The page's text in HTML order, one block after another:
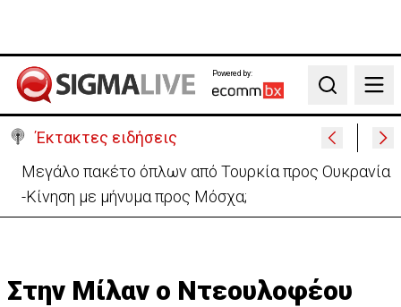
Powered by:
Search
Έκτακτες ειδήσεις
Πυρκαγιά στην Πάφο: Πρόλαβαν τα χειρότερα –
Συνεχίζεται η κατάσβεση
Στην Μίλαν o Ντεουλοφέου